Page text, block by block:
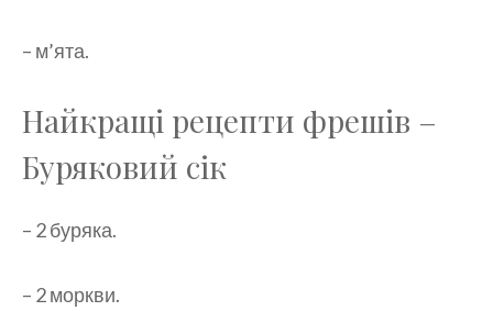
– м’ята.
Найкращі рецепти фрешів –
Буряковий сік
– 2 буряка.
– 2 моркви.